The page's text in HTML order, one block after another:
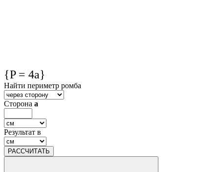
{P = 4a}
Найти периметр ромба
Сторона a
Результат в
РАССЧИТАТЬ